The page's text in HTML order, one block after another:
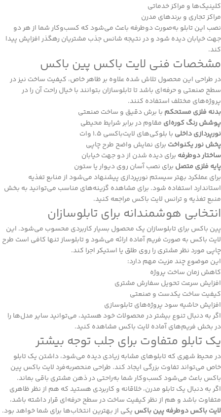
کلینیک‌ها و مراکز خدماتی
مراکز تجاری و برندهای مدرن
نصب این تابلو به‌صورت دوطرفه باعث می‌شود که کسب‌وکار شما از هر دو
جهت خیابان دیده شود و در نتیجه شانس جذب مشتریان رهگذر افزایش پیدا
کند.
مشخصات فنی لایت باکس پین باکس
در طراحی این محصول تلاش شده علاوه بر ظاهر خاص، کیفیت ساخت نیز در
سطح صنعتی و حرفه‌ای باشد تا تابلوسازان بتوانند با خیال راحت آن را در
پروژه‌های مختلف استفاده کنند.
بدنه فلزی مستحکم با برش دقیق و ساخت صنعتی
پوشش رنگ کوره‌ای مقاوم در برابر شرایط محیطی
نورپردازی داخلی با بلوکی‌های لایت‌باکسی ۱.۵ وات
پخش نور یکنواخت برای نمایش واضح طرح چاپی
ساختار دوطرفه برای دیده شدن از دو جهت خیابان
پایه فلزی متصل برای نصب آسان روی دیوار یا ستون
برای عملکرد بهتر سیستم نورپردازی پیشنهاد می‌شود از منابع تغذیه
استاندارد استفاده شود. برای مشاهده گزینه‌های مناسب می‌توانید به بخش
منبع تغذیه و ترانس لایت باکس مراجعه کنید.
انتخابی هوشمندانه برای تابلوسازان
پین باکس برای تابلوسازان یک محصول بسیار کاربردی محسوب می‌شود. این
لایت باکس به صورت فریم آماده ارائه می‌شود و تابلوساز تنها کافی است طرح
چاپی مورد نظر مشتری را روی طلق یا استیکر اجرا کند.
این موضوع چند مزیت مهم دارد:
کاهش زمان ساخت پروژه
افزایش سرعت تحویل سفارش مشتری
کیفیت ساخت یکدست و صنعتی
افزایش حاشیه سود پروژه‌های تابلوسازی
اگر به دنبال تنوع بیشتر در محصولات خود هستید، می‌توانید سایر مدل‌ها را
در بخش فریم‌های آماده لایت باکس مشاهده کنید.
یک تابلو متفاوت برای جلب توجه بیشتر
در محیط شهری که تابلوهای مشابه زیادی دیده می‌شود، داشتن یک تابلو
خاص می‌تواند تفاوت بزرگی ایجاد کند. طراحی منحصر‌به‌فرد لایت باکس پین
باکس باعث می‌شود کسب‌وکار شما به‌راحتی در ذهن مشتری باقی بماند.
اگر به دنبال یک تابلو مدرن، خلاقانه و کاربردی هستید که هم از نظر ظاهری
متفاوت باشد و هم از نظر کیفیت ساخت در سطح حرفه‌ای قرار داشته باشد،
لایت باکس دوطرفه پین باکس یکی از بهترین انتخاب‌ها برای شما خواهد بود.